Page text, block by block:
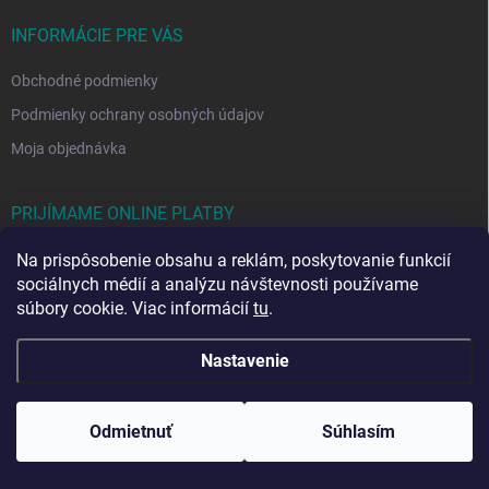
Na prispôsobenie obsahu a reklám, poskytovanie funkcií
sociálnych médií a analýzu návštevnosti používame
súbory cookie. Viac informácií tu.
Nastavenie
Odmietnuť Súhlasím
INFORMÁCIE PRE VÁS
Obchodné podmienky
Podmienky ochrany osobných údajov
Moja objednávka
PRIJÍMAME ONLINE PLATBY
Vytvoril Shoptet
Copyright 2026Rezono. Všetky práva vyhradené.Upraviť nastavenie